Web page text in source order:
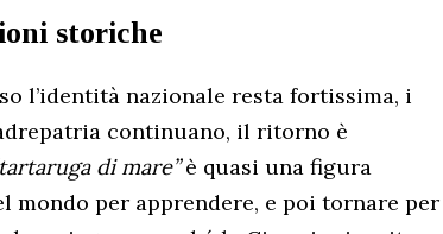
storiche
l’identità nazionale resta fortissima, i
continuano, il ritorno è
di mare”è quasi una figura
mondo per apprendere, e poi tornare per